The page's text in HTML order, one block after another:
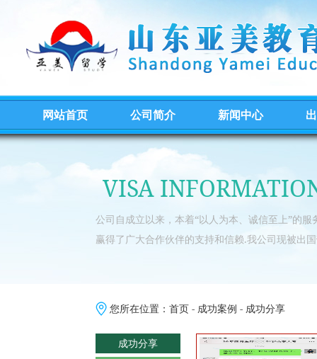
网站首页 公司简介 新闻中心
VISA
公司自成立以来，本着“以人为本、诚信至上”的
赢得了广大合作伙伴的支持和信赖.我公司现被出
您所在位置： 首页 - 成功案例 - 成功分享
成功分享